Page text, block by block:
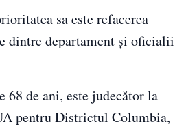
sa este refacerea
dintre departament şi oficialii
68 de ani, este judecător la
pentru Districtul Columbia,